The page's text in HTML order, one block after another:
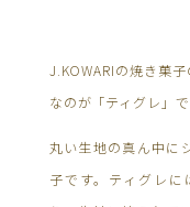
J.KOWARIの焼き菓
なのが「ティグレ」で
丸い生地の真ん中に
子です。ティグレ